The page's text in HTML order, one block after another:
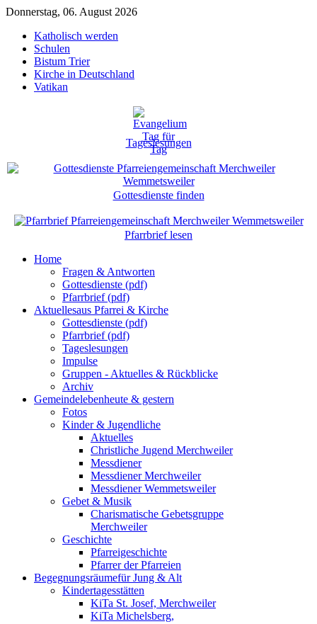
Donnerstag, 06. August 2026
Katholisch werden
Schulen
Bistum Trier
Kirche in Deutschland
Vatikan
Tageslesungen
Gottesdienste finden
Pfarrbrief lesen
Home
Fragen & Antworten
Gottesdienste (pdf)
Pfarrbrief (pdf)
Aktuellesaus Pfarrei & Kirche
Gottesdienste (pdf)
Pfarrbrief (pdf)
Tageslesungen
Impulse
Gruppen - Aktuelles & Rückblicke
Archiv
Gemeindelebenheute & gestern
Fotos
Kinder & Jugendliche
Aktuelles
Christliche Jugend Merchweiler
Messdiener
Messdiener Merchweiler
Messdiener Wemmetsweiler
Gebet & Musik
Charismatische Gebetsgruppe
Merchweiler
Geschichte
Pfarreigeschichte
Pfarrer der Pfarreien
Begegnungsräumefür Jung & Alt
Kindertagesstätten
KiTa St. Josef, Merchweiler
KiTa Michelsberg,